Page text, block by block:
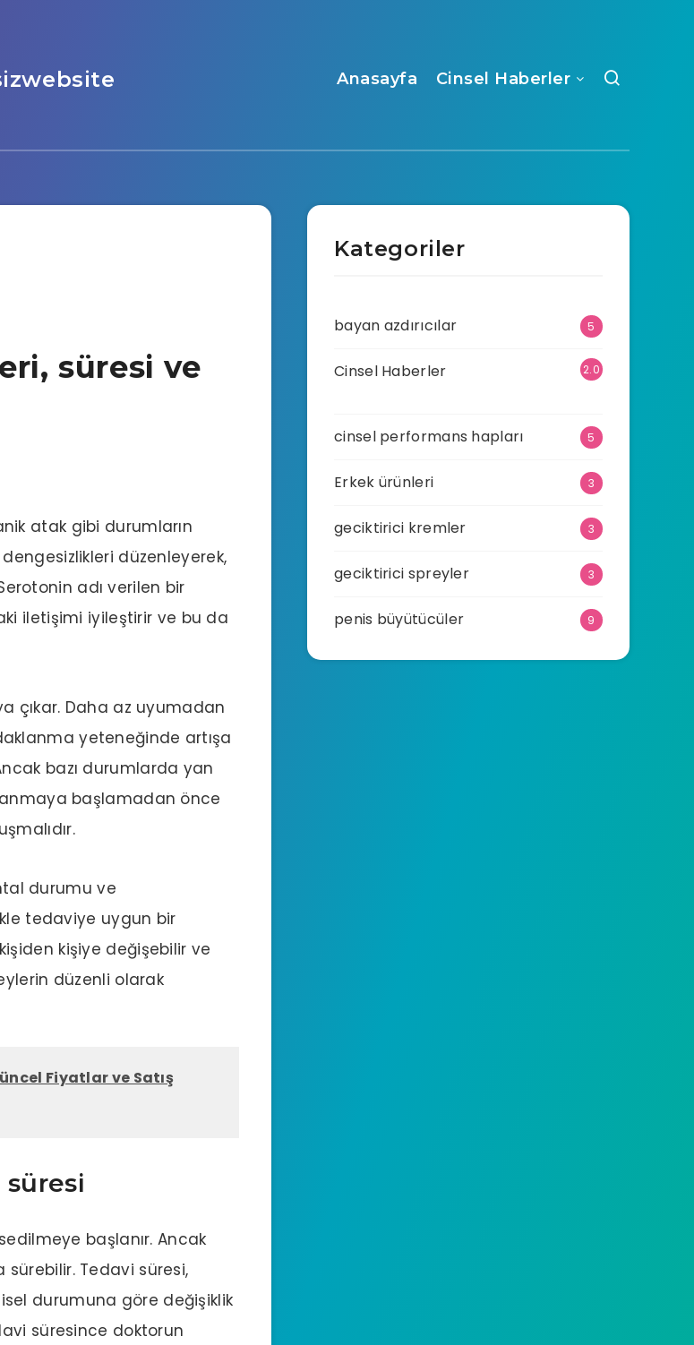
Anasayfa Cinsel Haberler
süresi ve
atak gibi durumların
düzenleyerek,
adı verilen bir
iletişimi iyileştirir ve bu da
çıkar. Daha az uyumadan
yeteneğinde artışa
bazı durumlarda yan
başlamadan önce
durumu ve
tedaviye uygun bir
kişiye değişebilir ve
düzenli olarak
Fiyatlar ve Satış
süresi
başlanır. Ancak
Tedavi süresi,
durumuna göre değişiklik
süresince doktorun
Kategoriler
bayan azdırıcılar 5
Cinsel Haberler
2.0
cinsel performans hapları 5
Erkek ürünleri 3
geciktirici kremler 3
geciktirici spreyler 3
penis büyütücüler 9